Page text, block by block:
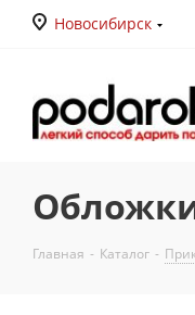
Новосибирск
Главная - Каталог -